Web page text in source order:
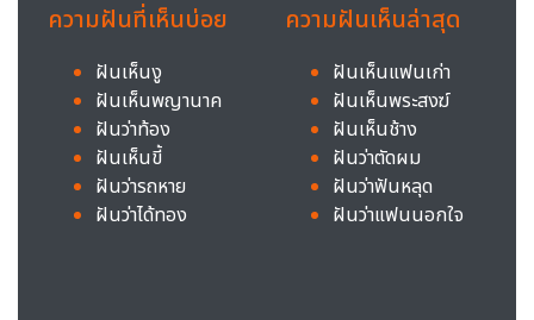
ความฝันที่เห็นบ่อย
ฝันเห็นงู
ฝันเห็นพญานาค
ฝันว่าท้อง
ฝันเห็นขี้
ฝันว่ารถหาย
ฝันว่าได้ทอง
ความฝันเห็นล่าสุด
ฝันเห็นแฟนเก่า
ฝันเห็นพระสงฆ์
ฝันเห็นช้าง
ฝันว่าตัดผม
ฝันว่าฟันหลุด
ฝันว่าแฟนนอกใจ